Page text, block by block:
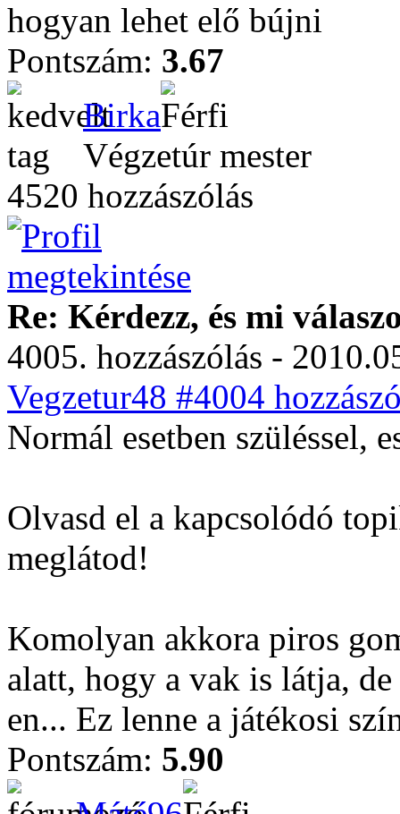
hogyan lehet elő bújni
Pontszám: 3.67
Birka
Végzetúr mester
4520 hozzászólás
Re: Kérdezz, és mi
4005. hozzászólás -
Vegzetur48 #4004
Normál esetben szüléssel,
Olvasd el a kapcsolódó
meglátod!
Komolyan akkora piros
alatt, hogy a vak is látja,
en... Ez lenne a játékosi
Pontszám: 5.90